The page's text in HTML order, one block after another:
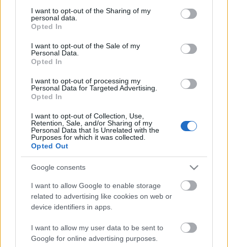
not limited to your visit or usage behaviour. You may click to
grant or deny consent to Google and its third-party tags to
use your data for below specified purposes in below Google
consent section.
I want to opt-out of the Sharing of my
personal data.
Opted In
I want to opt-out of the Sale of my
Personal Data.
Opted In
I want to opt-out of processing my
Personal Data for Targeted Advertising.
Opted In
I want to opt-out of Collection, Use,
Retention, Sale, and/or Sharing of my
Personal Data that Is Unrelated with the
Purposes for which it was collected.
Opted Out
Google consents
I want to allow Google to enable storage
related to advertising like cookies on web or
device identifiers in apps.
I want to allow my user data to be sent to
Google for online advertising purposes.
„Úgy tűnt, a század egyik
legnagyobb virtuóza zongorázik a
füstös, büdös presszóban...”
100 éve született Cziffra György
zongoraművész
nemzetikonyvtar•2021. november 05.
Lassan végéhez közeledik a Cziffra György
(Budapest, 1921. november 5. – Longpont-sur-Orge,